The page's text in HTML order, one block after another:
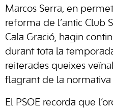
Marcos Serra, en
reforma de l’antic Club
Cala Gració, hagin
durant tota la
reiterades queixes
flagrant de la normativa
El PSOE recorda que